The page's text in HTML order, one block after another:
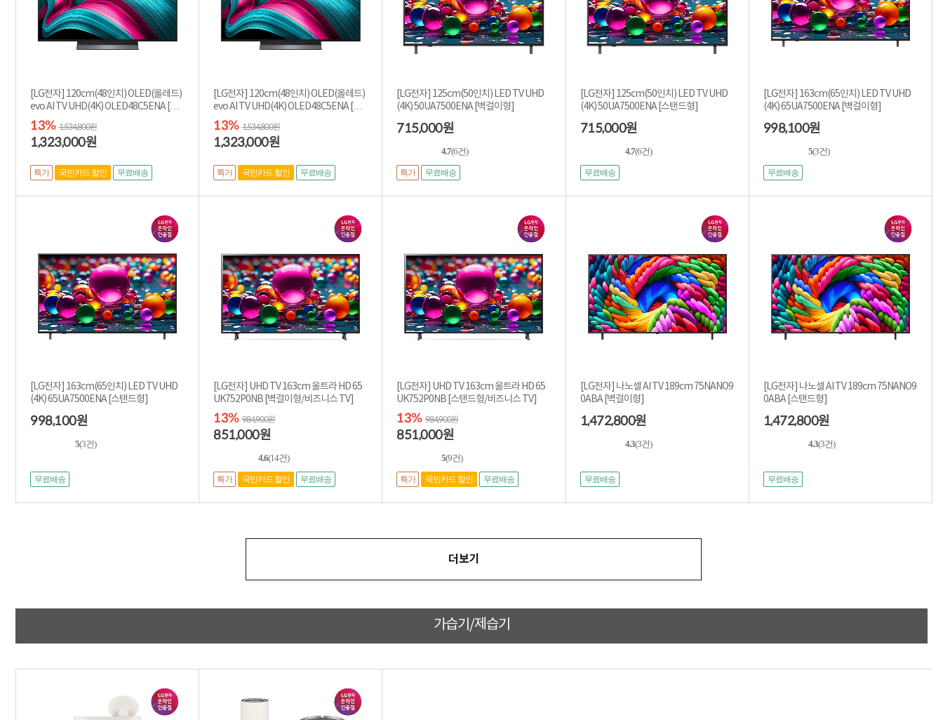
[LG전자] 120cm(48인치) OLED(올레드)
evo AI TV UHD(4K) OLED48C5ENA [벽
걸이형]
13% 1,534,800원
1,323,000원
국민카드 할인 무료배송
특가
[LG전자] 120cm(48인치) OLED(올레드)
evo AI TV UHD(4K) OLED48C5ENA [스
탠드형]
13% 1,534,800원
1,323,000원
국민카드 할인 무료배송
특가
[LG전자] 125cm(50인치) LED TV UHD
(4K) 50UA7500ENA [벽걸이형]
715,000원
4.7(6건)
무료배송
특가
[LG전자] 125cm(50인치) LED TV UHD
(4K) 50UA7500ENA [스탠드형]
715,000원
4.7(6건)
무료배송
[LG전자] 163cm(65인치) LED TV UHD
(4K) 65UA7500ENA [벽걸이형]
998,100원
5(3건)
무료배송
[LG전자] 163cm(65인치) LED TV UHD
(4K) 65UA7500ENA [스탠드형]
998,100원
5(3건)
무료배송
[LG전자] UHD TV 163cm 울트라 HD 65
UK752P0NB [벽걸이형/비즈니스 TV]
13% 984,900원
851,000원
4.6(14건)
국민카드 할인 무료배송
특가
[LG전자] UHD TV 163cm 울트라 HD 65
UK752P0NB [스탠드형/비즈니스 TV]
13% 984,900원
851,000원
5(9건)
국민카드 할인 무료배송
특가
[LG전자] 나노셀 AI TV 189cm 75NANO9
0ABA [벽걸이형]
1,472,800원
4.3(3건)
무료배송
[LG전자] 나노셀 AI TV 189cm 75NANO9
0ABA [스탠드형]
1,472,800원
4.3(3건)
무료배송
더보기
가습기/제습기